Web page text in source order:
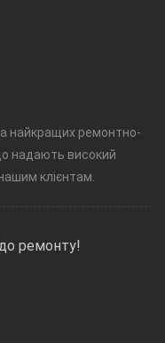
найкращих ремонтно-
надають високий
клієнтам.
ремонту!